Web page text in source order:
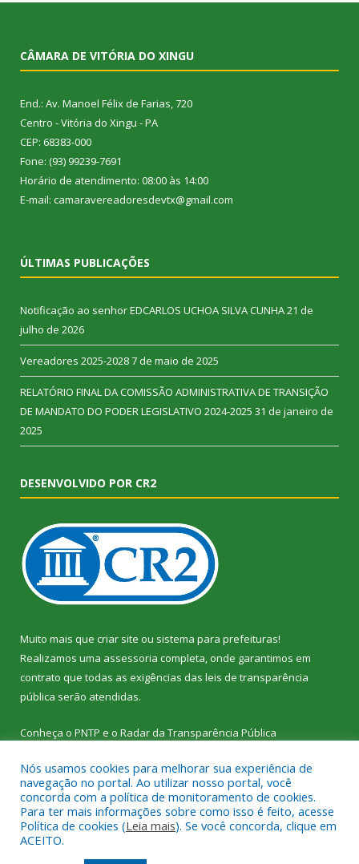
CÂMARA DE VITÓRIA DO XINGU
End.: Av. Manoel Félix de Farias, 720
Centro - Vitória do Xingu - PA
CEP: 68383-000
Fone: (93) 99239-7691
Horário de atendimento: 08:00 às 14:00
E-mail: camaravereadoresdevtx@gmail.com
ÚLTIMAS PUBLICAÇÕES
Notificação ao senhor EDCARLOS UCHOA SILVA CUNHA21 de
julho de 2026
Vereadores 2025-20287 de maio de 2025
RELATÓRIO FINAL DA COMISSÃO ADMINISTRATIVA DE TRANSIÇÃO
DE MANDATO DO PODER LEGISLATIVO 2024-2025 31 de janeiro de
2025
DESENVOLVIDO POR CR2
Muito mais que criar site ou sistema para prefeituras!
Realizamos uma assessoria completa, onde garantimos em
contrato que todas as exigências das leis de transparência
pública serão atendidas.
Conheça o PNTP e o Radar da Transparência Pública
Todos os direitos reservados a Câmara Municipal de Vitória do
Xingu.
Nós usamos cookies para melhorar sua experiência de
navegação no portal. Ao utilizar nosso portal, você
concorda com a política de monitoramento de cookies.
Para ter mais informações sobre como isso é feito, acesse
Política de cookies (Leia mais). Se você concorda, clique em
ACEITO.